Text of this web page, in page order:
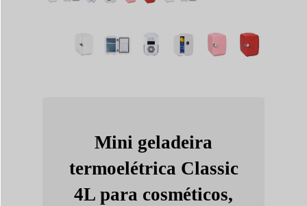
Mini geladeira
termoelétrica Classic
4L para cosméticos,